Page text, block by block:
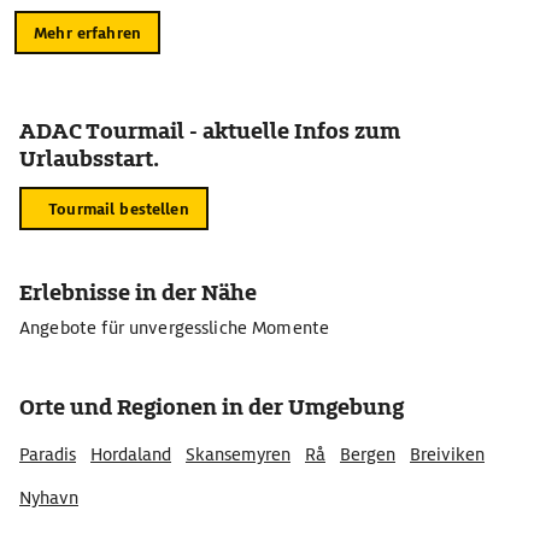
Mehr erfahren
ADAC Tourmail - aktuelle Infos zum
Urlaubsstart.
Tourmail bestellen
Erlebnisse in der Nähe
Angebote für unvergessliche Momente
Orte und Regionen in der Umgebung
Paradis Hordaland Skansemyren Rå Bergen
Breiviken
Nyhavn